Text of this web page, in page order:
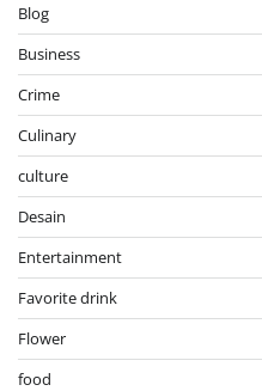
Blog
Business
Crime
Culinary
culture
Desain
Entertainment
Favorite drink
Flower
food